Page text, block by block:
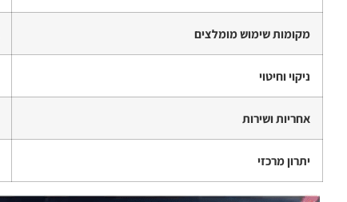
מקומות שימוש מומלצים
ניקוי וחיטוי
אחריות ושירות
יתרון מרכזי